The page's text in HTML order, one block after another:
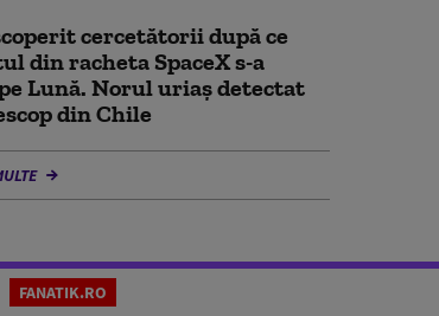
cercetătorii după ce
din racheta SpaceX s-a
Lună. Norul uriaș detectat
din Chile
FANATIK.RO